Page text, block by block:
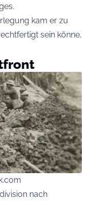
kam er zu
sein könne,
nach